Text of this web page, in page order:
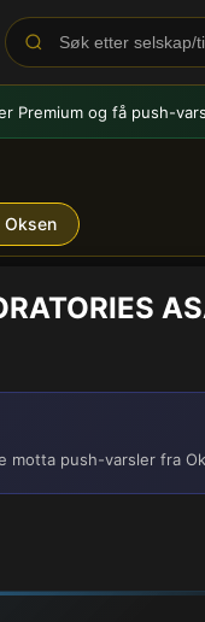
Premium og få push-
Oksen
motta push-varsler fra